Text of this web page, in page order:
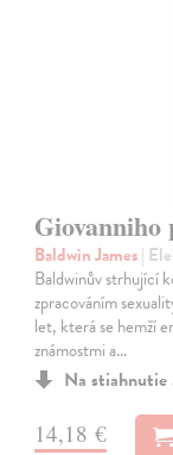
Giovanniho
Baldwin James|
Baldwinův strhující
zpracováním
let, která se hemží
známostmi a…
Na stiahnutie
14,18 €